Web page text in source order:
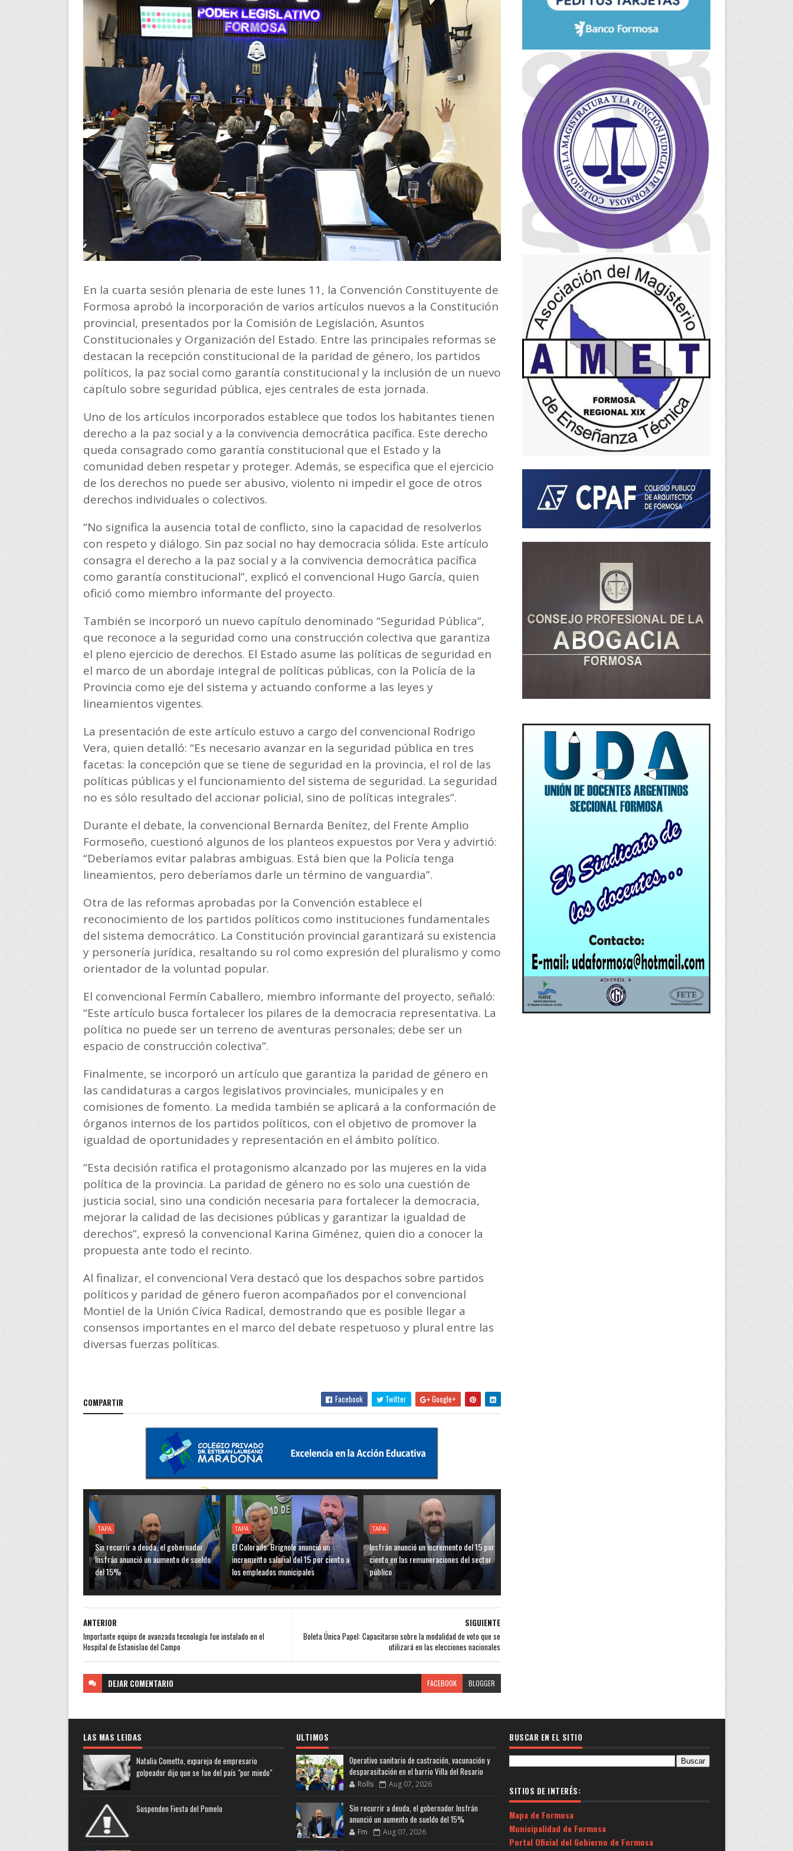
En la cuarta sesión plenaria de este lunes 11, la Convención Constituyente de
Formosa aprobó la incorporación de varios artículos nuevos a la Constitución
provincial, presentados por la Comisión de Legislación, Asuntos
Constitucionales y Organización del Estado. Entre las principales reformas se
destacan la recepción constitucional de la paridad de género, los partidos
políticos, la paz social como garantía constitucional y la inclusión de un nuevo
capítulo sobre seguridad pública, ejes centrales de esta jornada.
Uno de los artículos incorporados establece que todos los habitantes tienen
derecho a la paz social y a la convivencia democrática pacífica. Este derecho
queda consagrado como garantía constitucional que el Estado y la
comunidad deben respetar y proteger. Además, se especifica que el ejercicio
de los derechos no puede ser abusivo, violento ni impedir el goce de otros
derechos individuales o colectivos.
“No significa la ausencia total de conflicto, sino la capacidad de resolverlos
con respeto y diálogo. Sin paz social no hay democracia sólida. Este artículo
consagra el derecho a la paz social y a la convivencia democrática pacífica
como garantía constitucional”, explicó el convencional Hugo García, quien
ofició como miembro informante del proyecto.
También se incorporó un nuevo capítulo denominado “Seguridad Pública”,
que reconoce a la seguridad como una construcción colectiva que garantiza
el pleno ejercicio de derechos. El Estado asume las políticas de seguridad en
el marco de un abordaje integral de políticas públicas, con la Policía de la
Provincia como eje del sistema y actuando conforme a las leyes y
lineamientos vigentes.
La presentación de este artículo estuvo a cargo del convencional Rodrigo
Vera, quien detalló: “Es necesario avanzar en la seguridad pública en tres
facetas: la concepción que se tiene de seguridad en la provincia, el rol de las
políticas públicas y el funcionamiento del sistema de seguridad. La seguridad
no es sólo resultado del accionar policial, sino de políticas integrales”.
Durante el debate, la convencional Bernarda Benítez, del Frente Amplio
Formoseño, cuestionó algunos de los planteos expuestos por Vera y advirtió:
“Deberíamos evitar palabras ambiguas. Está bien que la Policía tenga
lineamientos, pero deberíamos darle un término de vanguardia”.
Otra de las reformas aprobadas por la Convención establece el
reconocimiento de los partidos políticos como instituciones fundamentales
del sistema democrático. La Constitución provincial garantizará su existencia
y personería jurídica, resaltando su rol como expresión del pluralismo y como
orientador de la voluntad popular.
El convencional Fermín Caballero, miembro informante del proyecto, señaló:
“Este artículo busca fortalecer los pilares de la democracia representativa. La
política no puede ser un terreno de aventuras personales; debe ser un
espacio de construcción colectiva”.
Finalmente, se incorporó un artículo que garantiza la paridad de género en
las candidaturas a cargos legislativos provinciales, municipales y en
comisiones de fomento. La medida también se aplicará a la conformación de
órganos internos de los partidos políticos, con el objetivo de promover la
igualdad de oportunidades y representación en el ámbito político.
“Esta decisión ratifica el protagonismo alcanzado por las mujeres en la vida
política de la provincia. La paridad de género no es solo una cuestión de
justicia social, sino una condición necesaria para fortalecer la democracia,
mejorar la calidad de las decisiones públicas y garantizar la igualdad de
derechos”, expresó la convencional Karina Giménez, quien dio a conocer la
propuesta ante todo el recinto.
Al finalizar, el convencional Vera destacó que los despachos sobre partidos
políticos y paridad de género fueron acompañados por el convencional
Montiel de la Unión Cívica Radical, demostrando que es posible llegar a
consensos importantes en el marco del debate respetuoso y plural entre las
diversas fuerzas políticas.
COMPARTIR Facebook Twitter Google+
TAPA
Sin recurrir a deuda, el gobernador
Insfrán anunció un aumento de sueldo
del 15%
TAPA
El Colorado: Brignole anunció un
incremento salarial del 15 por ciento a
los empleados municipales
TAPA
Insfrán anunció un incremento del 15 por
ciento en las remuneraciones del sector
público
SIGUIENTE
Boleta Única Papel: Capacitaron sobre la modalidad de voto que se
utilizará en las elecciones nacionales
ANTERIOR
Importante equipo de avanzada tecnología fue instalado en el
Hospital de Estanislao del Campo
DEJAR COMENTARIO FACEBOOK BLOGGER
LAS MAS LEIDAS
Natalia Cometto, expareja de empresario
golpeador dijo que se fue del país "por miedo"
Suspenden Fiesta del Pomelo
ULTIMOS
Operativo sanitario de castración, vacunación y
desparasitación en el barrio Villa del Rosario
Rolls Aug 07, 2026
Sin recurrir a deuda, el gobernador Insfrán
anunció un aumento de sueldo del 15%
Fm Aug 07, 2026
BUSCAR EN EL SITIO
SITIOS DE INTERÉS:
Mapa de Formosa
Municipalidad de Formosa
Portal Oficial del Gobierno de Formosa